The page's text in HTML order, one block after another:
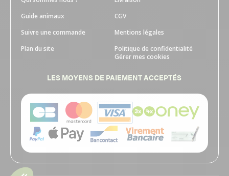
Guide animaux
Suivre une commande
Plan du site
CGV
Mentions légales
Politique de confidentialité
Gérer mes cookies
LES MOYENS DE PAIEMENT ACCEPTÉS